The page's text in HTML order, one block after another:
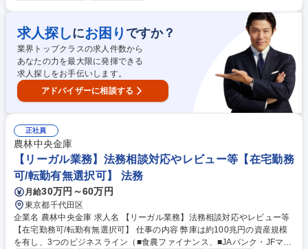
ルティング ・親御様が抱える不安や治療期間・予算等に関するヒアリング
の実施 ・身長データ解析・専門資料を用いた具体的な治療プランの提案・
成約 ・カウンセリングに付随する提案資料の作成、および数値データの管
理 ・公式ＬIＮE等を活用した、患者様（親御様）からの問い合わせ返信
・将来的なメンバーの育成サポート、カウンセリングプロセスの改善 募集
職種 【富裕層向けコンサルティング】最先端の医療サービス/年休126日
求人探しにお困り ですか？
業界トップクラスの求人件数から
あなたの力を最大限に発揮できる
求人探しをお手伝いします。
アドバイザーに相談する
正社員
農林中央金庫
【リーガル業務】法務相談対応やレビュー等【在宅勤務
可/転勤有無選択可】 法務
月給30万円～60万円
東京都千代田区
企業名 農林中央金庫 求人名 【リーガル業務】法務相談対応やレビュー等
【在宅勤務可/転勤有無選択可】 仕事の内容 弊庫は約100兆円の資産規模
を有し、3つのビジネスライン（■食農ファイナンス、■JAバンク・JFマリ